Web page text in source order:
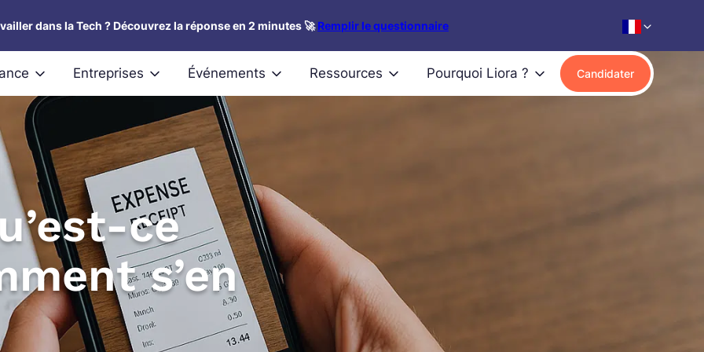
dans la Tech ? Découvrez la réponse en 2 minutes 🚀Remplir le questionnaire
Entreprises Événements Ressources Pourquoi Liora ? Candidater
ce
s’en